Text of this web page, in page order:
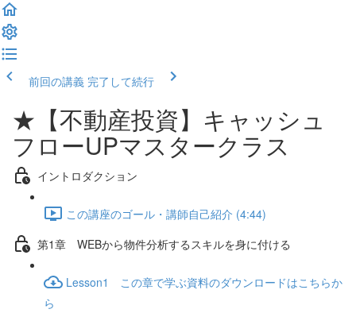
前回の講義 完了して続行
★【不動産投資】キャッシュ
フローUPマスタークラス
イントロダクション
この講座のゴール・講師自己紹介 (4:44)
第1章 WEBから物件分析するスキルを身に付ける
Lesson1 この章で学ぶ資料のダウンロードはこちらか
ら